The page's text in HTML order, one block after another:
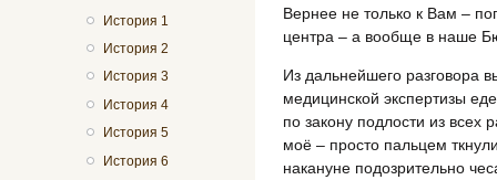
История 1
История 2
История 3
История 4
История 5
История 6
Вернее не только к Вам –
центра – а вообще в наше
Из дальнейшего разговора
медицинской экспертизы
по закону подлости из
моё – просто пальцем
накануне подозрительно